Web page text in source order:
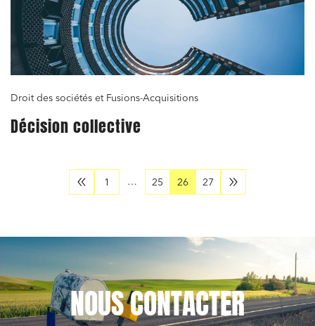
Droit des sociétés et Fusions-Acquisitions
Décision collective
1 … 25 26 27
NOUSCONTACTER